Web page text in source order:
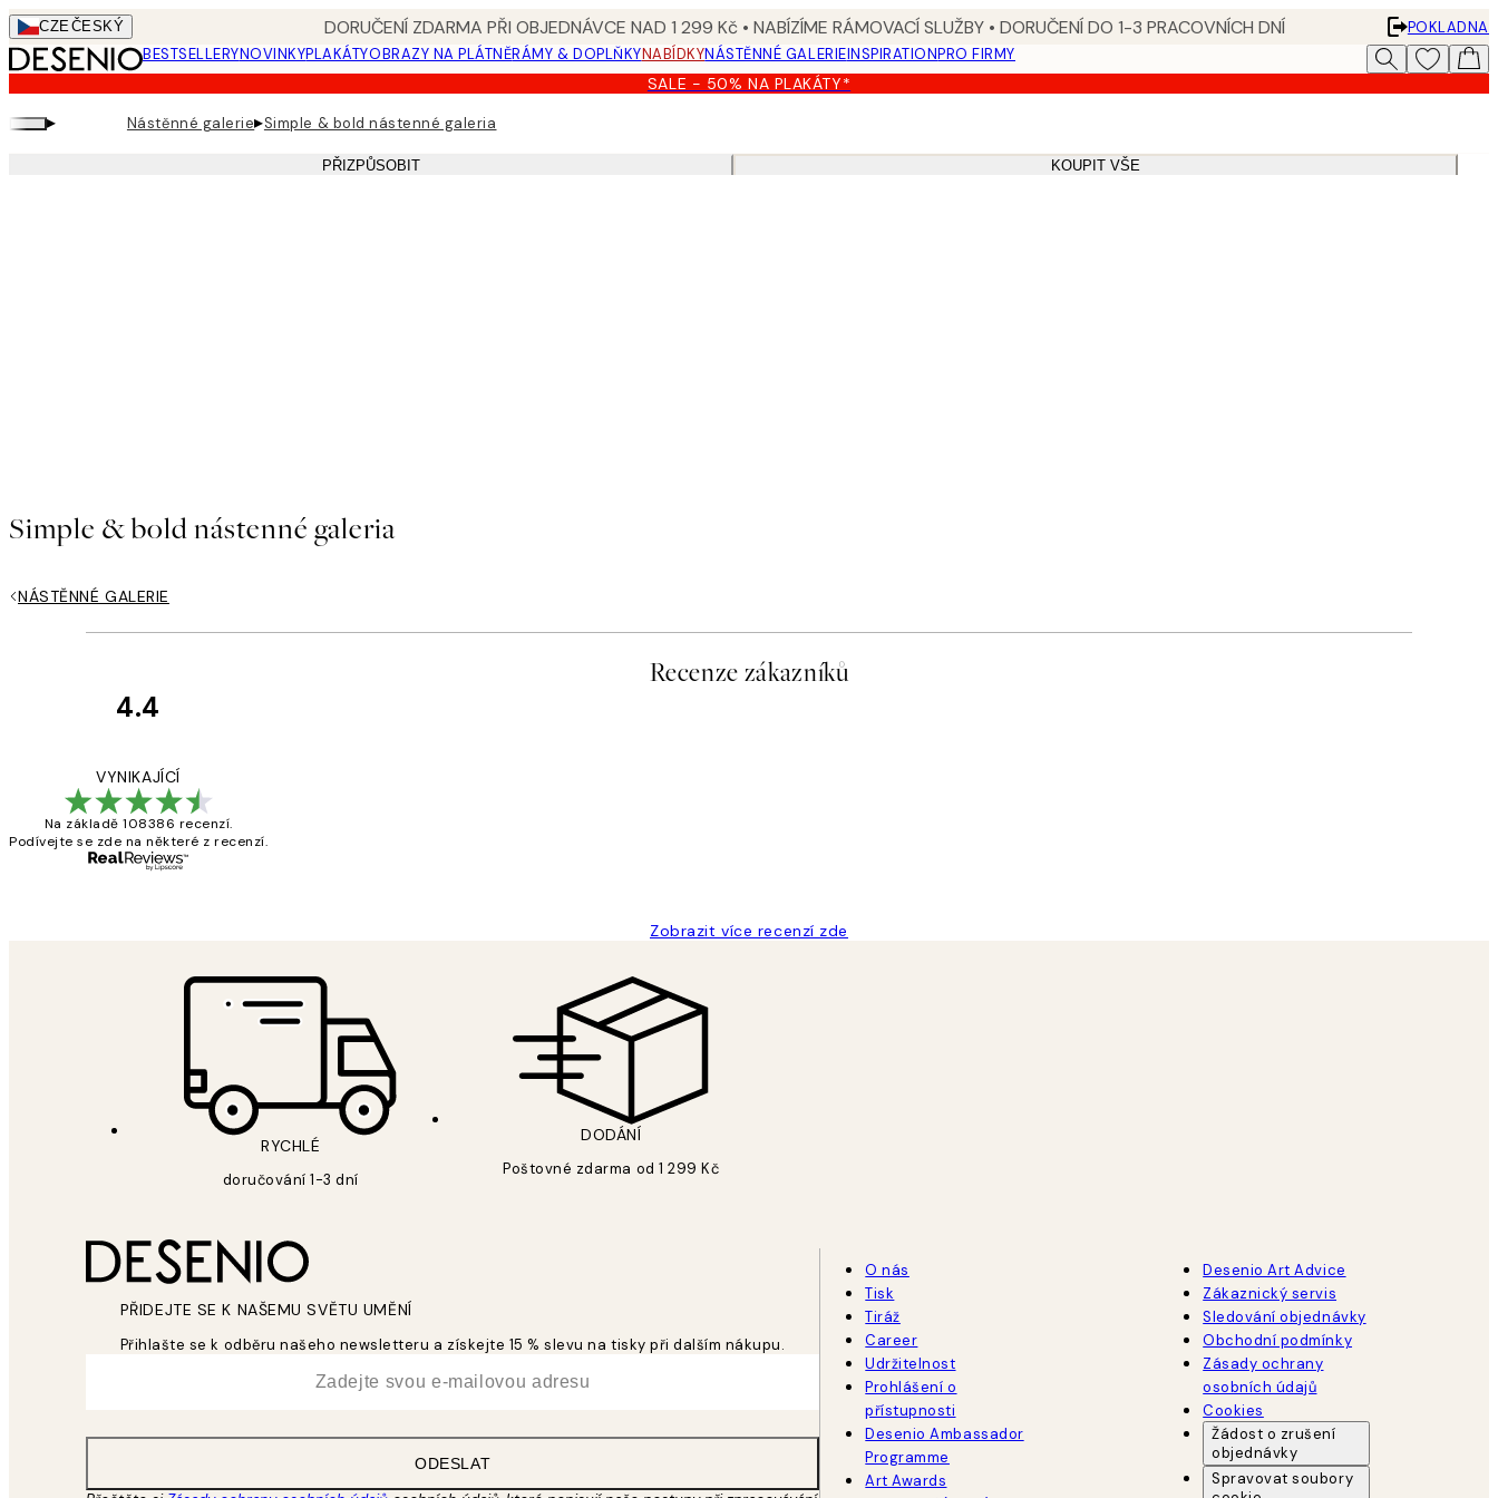
Skip
to
main
content.
CZEČESKÝ DORUČENÍ ZDARMA PŘI OBJEDNÁVCE NAD 1 299 Kč • NABÍZÍME RÁMOVACÍ SLUŽBY • DORUČENÍ DO 1-3 PRACOVNÍCH DNÍ
POKLADNA
BESTSELLERYNOVINKYPLAKÁTYOBRAZY NA PLÁTNĚRÁMY & DOPLŇKYNABÍDKYNÁSTĚNNÉ GALERIEINSPIRATIONPRO FIRMY
SALE - 50% NA PLAKÁTY*
▸ Nástěnné galerie▸Simple & bold nástenné galeria
PŘIZPŮSOBIT KOUPIT VŠE
Simple & bold nástenné galeria
NÁSTĚNNÉ GALERIE
Recenze zákazníků
4.4
VYNIKAJÍCÍ
Na základě 108386 recenzí.
Podívejte se zde na některé z recenzí.
Zobrazit více recenzí zde
RYCHLÉ
doručování 1-3 dní
DODÁNÍ
Poštovné zdarma od 1 299 Kč
PŘIDEJTE SE K NAŠEMU SVĚTU UMĚNÍ
Přihlašte se k odběru našeho newsletteru a získejte 15 % slevu na tisky při dalším nákupu.
ODESLAT
O nás
Tisk
Tiráž
Career
Udržitelnost
Prohlášení o
přístupnosti
Desenio Ambassador
Programme
Art Awards
Desenio Art Advice
Zákaznický servis
Sledování objednávky
Obchodní podmínky
Zásady ochrany
osobních údajů
Cookies
Žádost o zrušení
objednávky
Spravovat soubory